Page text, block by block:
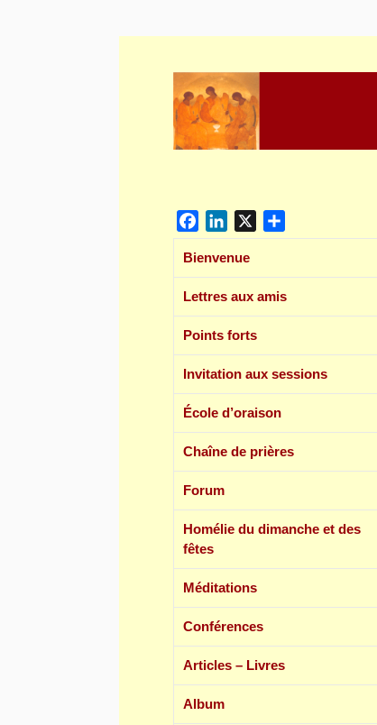
Skip
to
content
FacebookLinkedIn
Bienvenue
Lettres aux amis
Points forts
Invitation aux sessions
École d’oraison
Chaîne de prières
Forum
Homélie du dimanche et des
fêtes
Méditations
Conférences
Articles – Livres
Album